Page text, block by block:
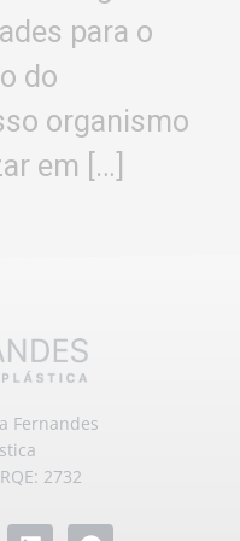
para o
do
organismo
em […]
Fernandes
2732